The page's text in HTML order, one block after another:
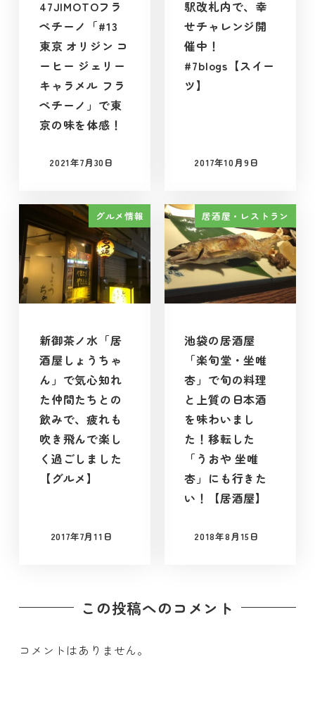
47JIMOTOフラ
ペチーノ「#13
東京 オリジン コ
ーヒー ジェリー
キャラメル フラ
ペチーノ」で東
京の味を体感！
投稿日
2021年7月30日
駅改札内で、幸
せチャレンジ開
催中！
#7blogs【スイー
ツ】
投稿日
2017年10月9日
グルメ情報
新御茶ノ水「居
酒屋しょうちゃ
ん」で気心知れ
た仲間たちとの
飲みで、疲れも
吹き飛んで楽し
く過ごしました
【グルメ】
投稿日
2017年7月11日
居酒屋・レストラン
池袋の居酒屋
「楽旬堂・坐唯
杏」で旬の料理
と上質の日本酒
を味わいまし
た！移転した
「うおや 坐唯
杏」にも行きた
い！【居酒屋】
投稿日
2018年8月15日
この投稿へのコメント
コメントはありません。